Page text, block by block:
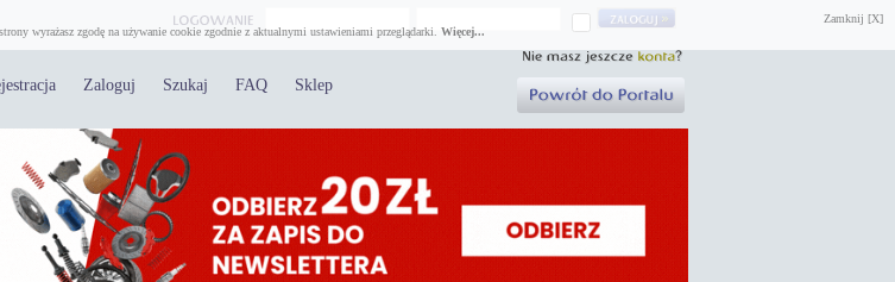
Zamknij [X]
wyrażasz zgodę na używanie cookie zgodnie z aktualnymi ustawieniami przeglądarki. Więcej...
Zaloguj Szukaj FAQ Sklep